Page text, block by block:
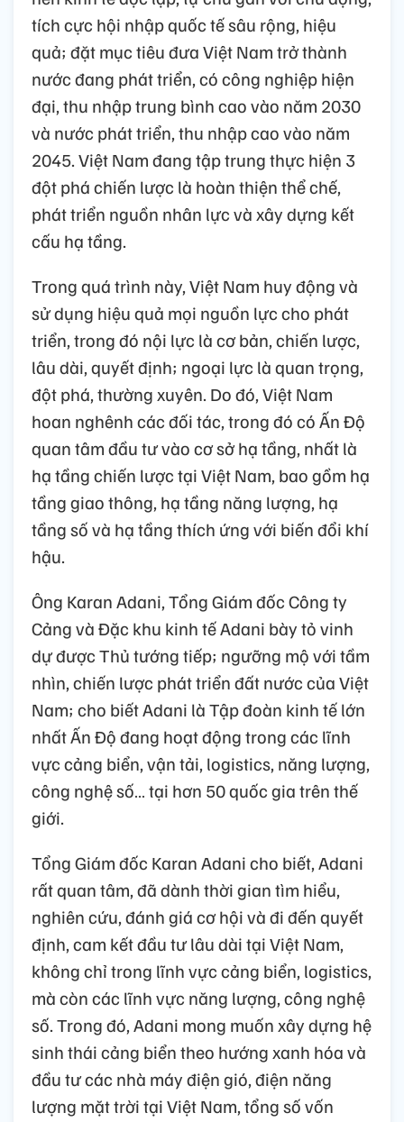
tích cực hội nhập quốc tế sâu rộng, hiệu
quả; đặt mục tiêu đưa Việt Nam trở thành
nước đang phát triển, có công nghiệp hiện
đại, thu nhập trung bình cao vào năm 2030
và nước phát triển, thu nhập cao vào năm
2045. Việt Nam đang tập trung thực hiện 3
đột phá chiến lược là hoàn thiện thể chế,
phát triển nguồn nhân lực và xây dựng kết
cấu hạ tầng.
Trong quá trình này, Việt Nam huy động và
sử dụng hiệu quả mọi nguồn lực cho phát
triển, trong đó nội lực là cơ bản, chiến lược,
lâu dài, quyết định; ngoại lực là quan trọng,
đột phá, thường xuyên. Do đó, Việt Nam
hoan nghênh các đối tác, trong đó có Ấn Độ
quan tâm đầu tư vào cơ sở hạ tầng, nhất là
hạ tầng chiến lược tại Việt Nam, bao gồm hạ
tầng giao thông, hạ tầng năng lượng, hạ
tầng số và hạ tầng thích ứng với biến đổi khí
hậu.
Ông Karan Adani, Tổng Giám đốc Công ty
Cảng và Đặc khu kinh tế Adani bày tỏ vinh
dự được Thủ tướng tiếp; ngưỡng mộ với tầm
nhìn, chiến lược phát triển đất nước của Việt
Nam; cho biết Adani là Tập đoàn kinh tế lớn
nhất Ấn Độ đang hoạt động trong các lĩnh
vực cảng biển, vận tải, logistics, năng lượng,
công nghệ số… tại hơn 50 quốc gia trên thế
giới.
Tổng Giám đốc Karan Adani cho biết, Adani
rất quan tâm, đã dành thời gian tìm hiểu,
nghiên cứu, đánh giá cơ hội và đi đến quyết
định, cam kết đầu tư lâu dài tại Việt Nam,
không chỉ trong lĩnh vực cảng biển, logistics,
mà còn các lĩnh vực năng lượng, công nghệ
số. Trong đó, Adani mong muốn xây dựng hệ
sinh thái cảng biển theo hướng xanh hóa và
đầu tư các nhà máy điện gió, điện năng
lượng mặt trời tại Việt Nam, tổng số vốn